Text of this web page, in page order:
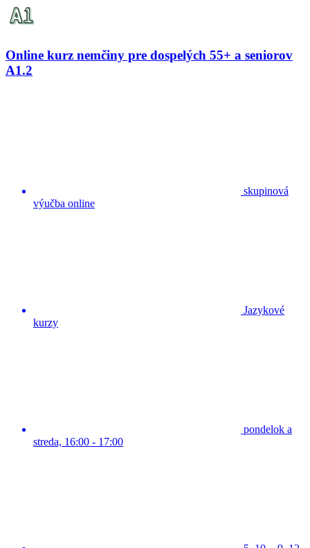
Online kurz nemčiny pre dospelých 55+ a seniorov
A1.2
skupinová
výučba online
Jazykové
kurzy
pondelok a
streda, 16:00 - 17:00